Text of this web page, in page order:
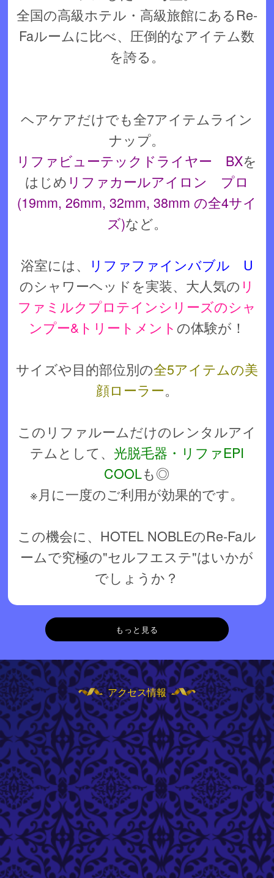
全国の高級ホテル・高級旅館にあるRe-
Faルームに比べ、圧倒的なアイテム数
を誇る。
ヘアケアだけでも全7アイテムライン
ナップ。
リファビューテックドライヤー BXを
はじめ リファカールアイロン プロ
(19mm, 26mm, 32mm, 38mm の全4サイ
ズ)など。
浴室には、
リファファインバブル U
のシャワーヘッドを実装、大人気の リ
ファミルクプロテインシリーズのシャ
ンプー&トリートメント の体験が！
サイズや目的部位別の全5アイテムの美
顔ローラー。
このリファルームだけのレンタルアイ
テムとして、 光脱毛器・リファEPI
COOLも◎
※月に一度のご利用が効果的です。
この機会に、HOTEL NOBLEのRe-Faル
ームで究極の"セルフエステ"はいかが
でしょうか？
もっと見る
アクセス情報